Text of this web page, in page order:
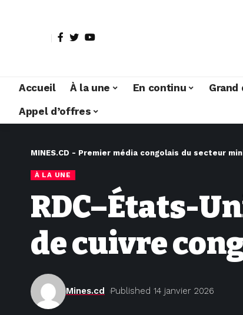
Accueil À la une En continu Grand
Appel d’offres
MINES.CD - Premier média congolais du secteur
À LA UNE
RDC–États-
de cuivre
Mines.cd Published 14 janvier 2026